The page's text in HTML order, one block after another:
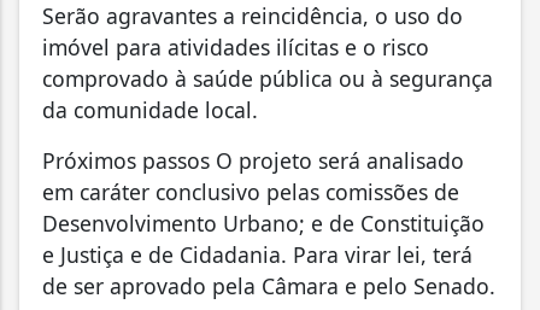
Serão agravantes a reincidência, o uso do
imóvel para atividades ilícitas e o risco
comprovado à saúde pública ou à segurança
da comunidade local.
Próximos passos O projeto será analisado
em caráter conclusivo pelas comissões de
Desenvolvimento Urbano; e de Constituição
e Justiça e de Cidadania. Para virar lei, terá
de ser aprovado pela Câmara e pelo Senado.